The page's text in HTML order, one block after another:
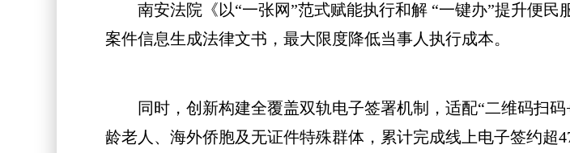
南安法院《以“一张网”范式赋能执行和解 “一键办”提升便民
案件信息生成法律文书，最大限度降低当事人执行成本。
同时，创新构建全覆盖双轨电子签署机制，适配“二维码扫码
龄老人、海外侨胞及无证件特殊群体，累计完成线上电子签约